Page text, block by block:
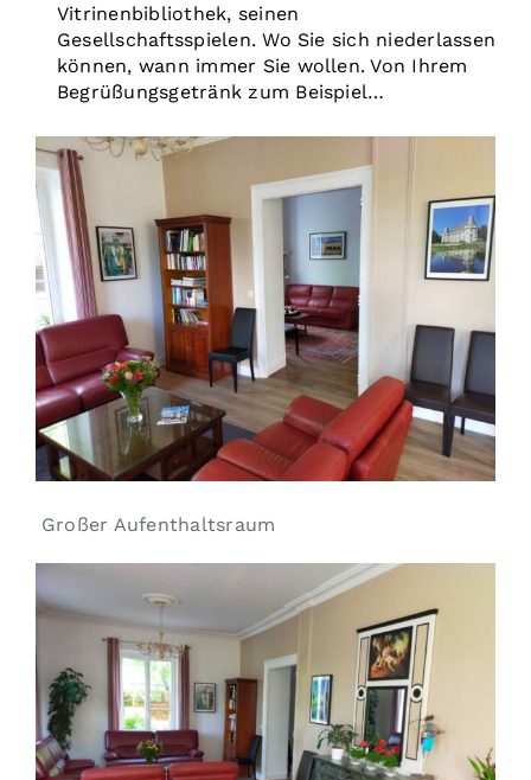
Vitrinenbibliothek, seinen
Gesellschaftsspielen. Wo Sie sich niederlassen
können, wann immer Sie wollen. Von Ihrem
Begrüßungsgetränk zum Beispiel…
Großer Aufenthaltsraum